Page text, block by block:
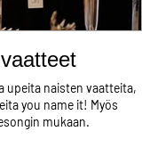
upeita naisten vaatteita,
you name it! Myös
mukaan.